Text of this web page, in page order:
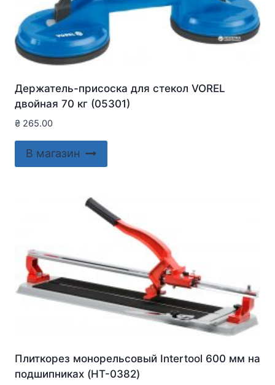
Держатель-присоска для стекол VOREL
двойная 70 кг (05301)
₴ 265.00
В магазин
Плиткорез монорельсовый Intertool 600 мм на
подшипниках (HT-0382)